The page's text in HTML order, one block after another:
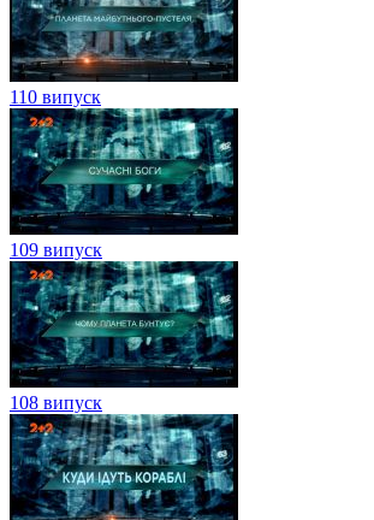
110 випуск
109 випуск
108 випуск